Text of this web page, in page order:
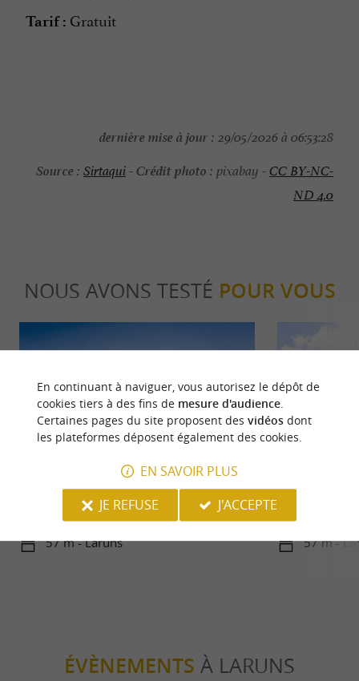
Tarif : Gratuit
dernière mise à jour : 29/05/2026 à 06:53:28
Source : Sirtaqui-Crédit photo : pixabay -CC BY-NC-
ND 4.0
NOUS AVONS TESTÉ POUR VOUS
La Vallée d’Ossau en famille, une
sublime destination pour s’amuser
57 m - Laruns
Familiale
des Pyrénées
57 m -
ÉVÈNEMENTS À LARUNS
En continuant à naviguer, vous autorisez le dépôt de
cookies tiers à des fins de mesure d'audience.
Certaines pages du site proposent des vidéosdont
les plateformes déposent également des cookies.
EN SAVOIR PLUS
JE REFUSE
J'ACCEPTE